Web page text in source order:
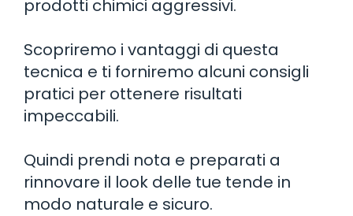
prodotti chimici aggressivi.
Scopriremo i vantaggi di questa
tecnica e ti forniremo alcuni consigli
pratici per ottenere risultati
impeccabili.
Quindi prendi nota e preparati a
rinnovare il look delle tue tende in
modo naturale e sicuro.